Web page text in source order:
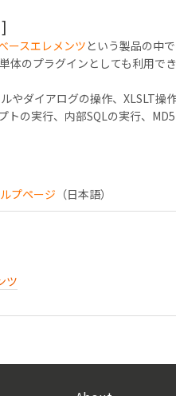
ースエレメンツ という製品の中
体のプラグインとしても利用で
やダイアログの操作、XLSLT操
の実行、内部SQLの実行、
プページ （日本語）
ツ